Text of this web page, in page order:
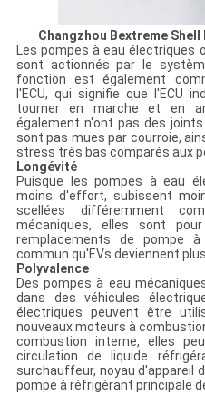
Changzhou Bextreme
Les pompes à eau électriques
sont actionnés par le
fonction est également
l'ECU, qui signifie que l'ECU
tourner en marche et en
également n'ont pas des
sont pas mues par courroie,
stress très bas comparés aux
Longévité
Puisque les pompes à eau
moins d'effort, subissent
scellées différemment
mécaniques, elles sont
remplacements de pompe
commun qu'EVs deviennent
Polyvalence
Des pompes à eau
dans des véhicules
électriques peuvent être
nouveaux moteurs à
combustion interne, elles
circulation de liquide
surchauffeur, noyau d'appareil
pompe à réfrigérant principale